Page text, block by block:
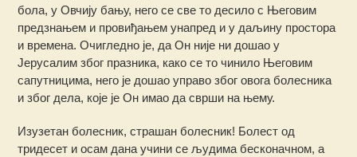
бола, у Овчију бању, него се све то десило с Његовим
предзнањем и провиђањем унапред и у даљину простора
и времена. Очигледно је, да Он није ни дошао у
Јерусалим због празника, како се то чинило Његовим
сапутницима, него је дошао управо због овога болесника
и због дела, које је Он имао да сврши на њему.
Изузетан болесник, страшан болесник! Болест од
тридесет и осам дана учини се људима бесконачном, а